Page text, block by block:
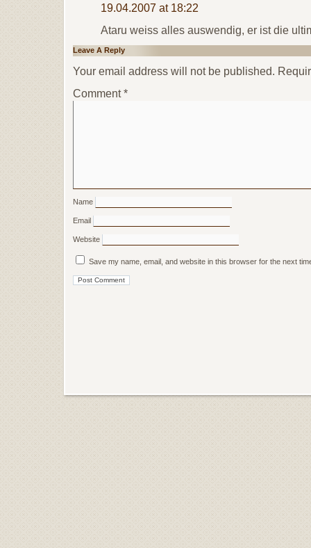
19.04.2007 at 18:22
Ataru weiss alles auswendig, er ist die
Leave A Reply
Your email address will not be published.
Comment*
Name
Email
Website
Save my name, email, and website in this browser for the next